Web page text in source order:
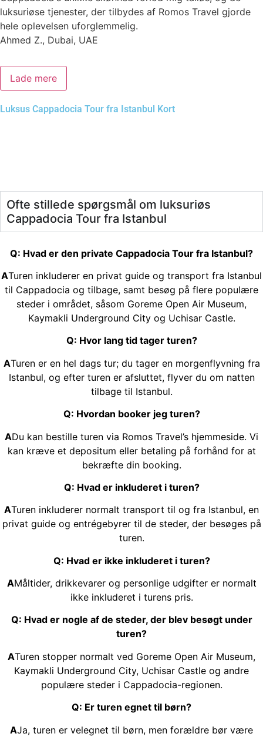
luksuriøse tjenester, der tilbydes af Romos Travel gjorde
hele oplevelsen uforglemmelig.
Ahmed Z., Dubai, UAE
Lade mere
Luksus Cappadocia Tour fra Istanbul Kort
Ofte stillede spørgsmål om luksuriøs
Cappadocia Tour fra Istanbul
Q: Hvad er den private Cappadocia Tour fra Istanbul?
ATuren inkluderer en privat guide og transport fra Istanbul
til Cappadocia og tilbage, samt besøg på flere populære
steder i området, såsom Goreme Open Air Museum,
Kaymakli Underground City og Uchisar Castle.
Q: Hvor lang tid tager turen?
ATuren er en hel dags tur; du tager en morgenflyvning fra
Istanbul, og efter turen er afsluttet, flyver du om natten
tilbage til Istanbul.
Q: Hvordan booker jeg turen?
ADu kan bestille turen via Romos Travel’s hjemmeside. Vi
kan kræve et depositum eller betaling på forhånd for at
bekræfte din booking.
Q: Hvad er inkluderet i turen?
ATuren inkluderer normalt transport til og fra Istanbul, en
privat guide og entrégebyrer til de steder, der besøges på
turen.
Q: Hvad er ikke inkluderet i turen?
AMåltider, drikkevarer og personlige udgifter er normalt
ikke inkluderet i turens pris.
Q: Hvad er nogle af de steder, der blev besøgt under
turen?
ATuren stopper normalt ved Goreme Open Air Museum,
Kaymakli Underground City, Uchisar Castle og andre
populære steder i Cappadocia-regionen.
Q: Er turen egnet til børn?
AJa, turen er velegnet til børn, men forældre bør være